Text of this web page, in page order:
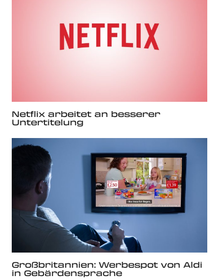
Netflix arbeitet an besserer
Untertitelung
Großbritannien: Werbespot von Aldi
in Gebärdensprache